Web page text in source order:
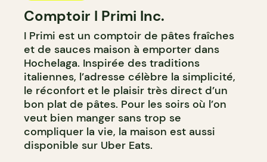
Comptoir I Primi Inc.
I Primi est un comptoir de pâtes fraîches
et de sauces maison à emporter dans
Hochelaga. Inspirée des traditions
italiennes, l’adresse célèbre la simplicité,
le réconfort et le plaisir très direct d’un
bon plat de pâtes. Pour les soirs où l’on
veut bien manger sans trop se
compliquer la vie, la maison est aussi
disponible sur Uber Eats.